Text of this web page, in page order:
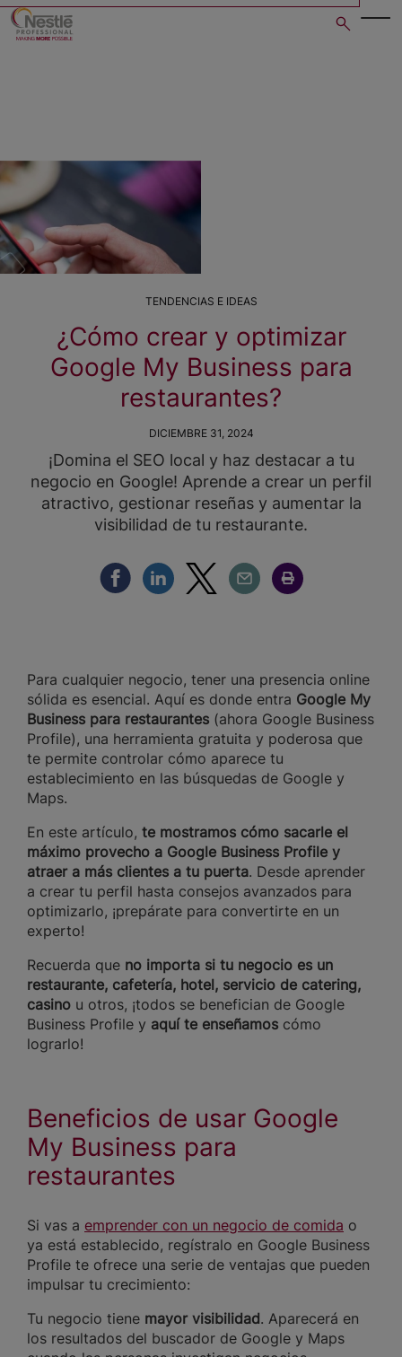
Skip
TENDENCIAS E IDEAS
¿Cómo crear y optimizar
Google My Business para
restaurantes?
DICIEMBRE 31, 2024
¡Domina el SEO local y haz destacar a tu
negocio en Google! Aprende a crear un perfil
atractivo, gestionar reseñas y aumentar la
visibilidad de tu restaurante.
Compartir Facebook
Compartir Linkedin
Compartir Twitter
Compartir Email
Compartir Imprimir
Para cualquier negocio, tener una presencia online
sólida es esencial. Aquí es donde entra Google My
Business para restaurantes (ahora Google Business
Profile), una herramienta gratuita y poderosa que
te permite controlar cómo aparece tu
establecimiento en las búsquedas de Google y
Maps.
En este artículo, te mostramos cómo sacarle el
máximo provecho a Google Business Profile y
atraer a más clientes a tu puerta. Desde aprender
a crear tu perfil hasta consejos avanzados para
optimizarlo, ¡prepárate para convertirte en un
experto!
Recuerda que no importa si tu negocio es un
restaurante, cafetería, hotel, servicio de catering,
casino u otros, ¡todos se benefician de Google
Business Profile y aquí te enseñamos cómo
lograrlo!
Beneficios de usar Google
My Business para
restaurantes
Si vas a emprender con un negocio de comida o
ya está establecido, regístralo en Google Business
Profile te ofrece una serie de ventajas que pueden
impulsar tu crecimiento:
Tu negocio tiene mayor visibilidad. Aparecerá en
los resultados del buscador de Google y Maps